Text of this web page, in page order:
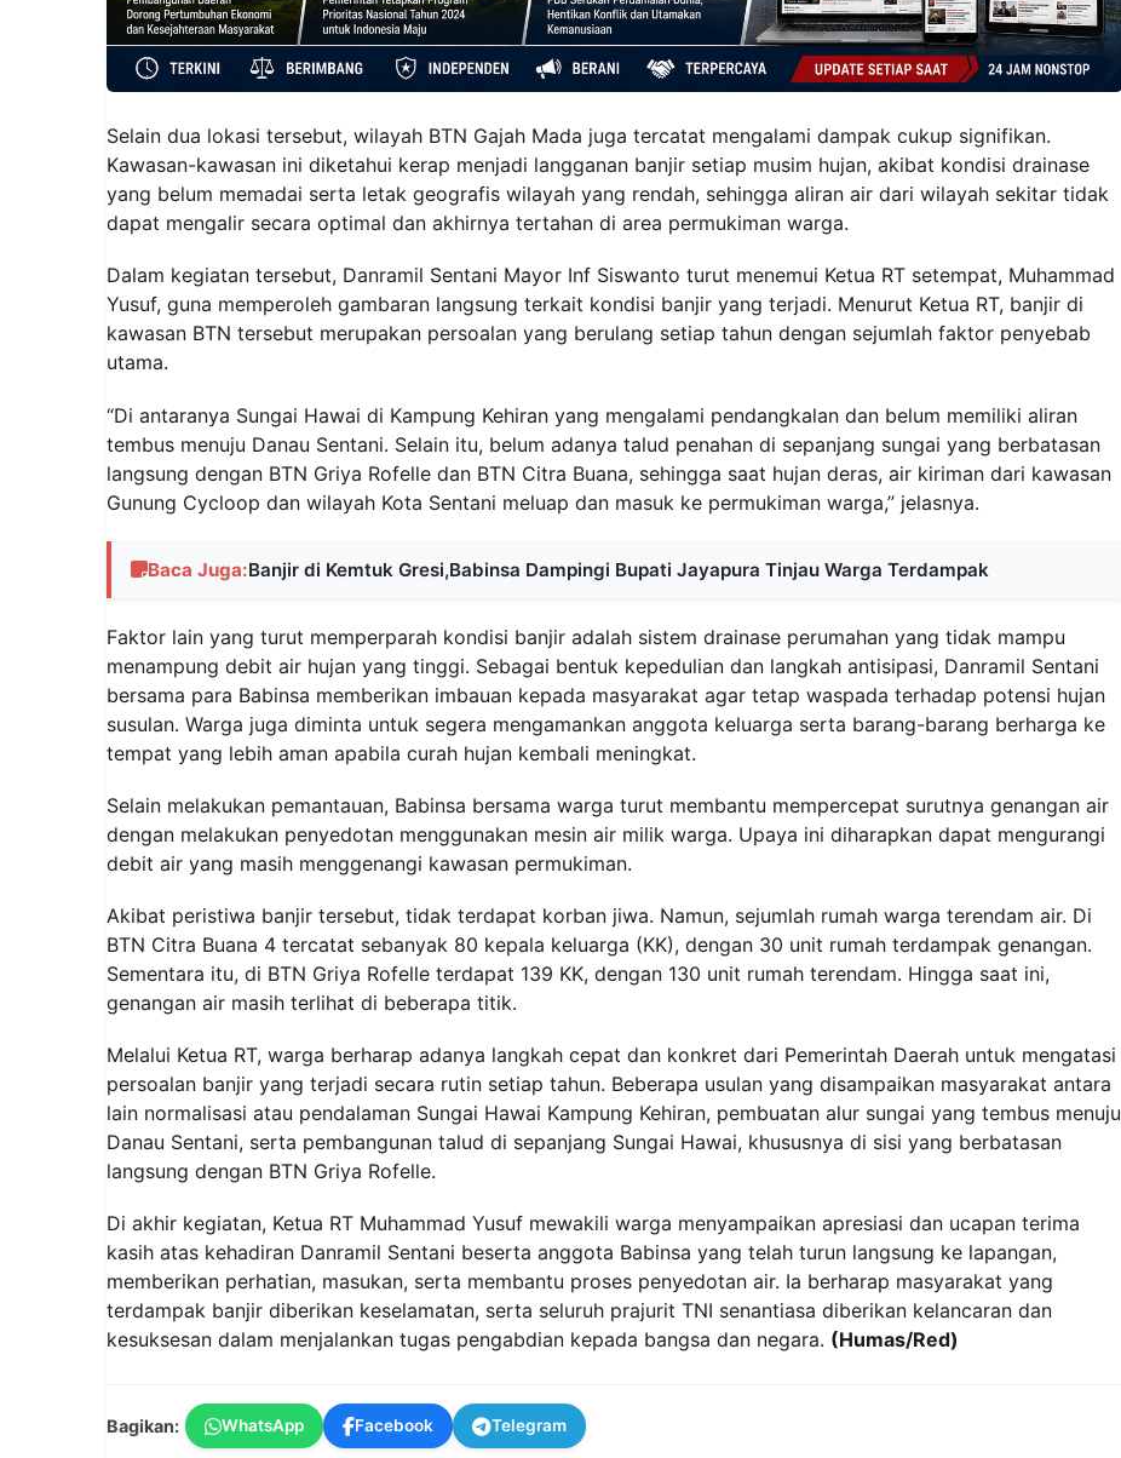
Selain dua lokasi tersebut, wilayah BTN Gajah Mada juga tercatat mengalami dampak cukup signifikan.
Kawasan-kawasan ini diketahui kerap menjadi langganan banjir setiap musim hujan, akibat kondisi drainase
yang belum memadai serta letak geografis wilayah yang rendah, sehingga aliran air dari wilayah sekitar tidak
dapat mengalir secara optimal dan akhirnya tertahan di area permukiman warga.
Dalam kegiatan tersebut, Danramil Sentani Mayor Inf Siswanto turut menemui Ketua RT setempat, Muhammad
Yusuf, guna memperoleh gambaran langsung terkait kondisi banjir yang terjadi. Menurut Ketua RT, banjir di
kawasan BTN tersebut merupakan persoalan yang berulang setiap tahun dengan sejumlah faktor penyebab
utama.
“Di antaranya Sungai Hawai di Kampung Kehiran yang mengalami pendangkalan dan belum memiliki aliran
tembus menuju Danau Sentani. Selain itu, belum adanya talud penahan di sepanjang sungai yang berbatasan
langsung dengan BTN Griya Rofelle dan BTN Citra Buana, sehingga saat hujan deras, air kiriman dari kawasan
Gunung Cycloop dan wilayah Kota Sentani meluap dan masuk ke permukiman warga,” jelasnya.
Baca Juga:Banjir di Kemtuk Gresi,Babinsa Dampingi Bupati Jayapura Tinjau Warga Terdampak
Faktor lain yang turut memperparah kondisi banjir adalah sistem drainase perumahan yang tidak mampu
menampung debit air hujan yang tinggi. Sebagai bentuk kepedulian dan langkah antisipasi, Danramil Sentani
bersama para Babinsa memberikan imbauan kepada masyarakat agar tetap waspada terhadap potensi hujan
susulan. Warga juga diminta untuk segera mengamankan anggota keluarga serta barang-barang berharga ke
tempat yang lebih aman apabila curah hujan kembali meningkat.
Selain melakukan pemantauan, Babinsa bersama warga turut membantu mempercepat surutnya genangan air
dengan melakukan penyedotan menggunakan mesin air milik warga. Upaya ini diharapkan dapat mengurangi
debit air yang masih menggenangi kawasan permukiman.
Akibat peristiwa banjir tersebut, tidak terdapat korban jiwa. Namun, sejumlah rumah warga terendam air. Di
BTN Citra Buana 4 tercatat sebanyak 80 kepala keluarga (KK), dengan 30 unit rumah terdampak genangan.
Sementara itu, di BTN Griya Rofelle terdapat 139 KK, dengan 130 unit rumah terendam. Hingga saat ini,
genangan air masih terlihat di beberapa titik.
Melalui Ketua RT, warga berharap adanya langkah cepat dan konkret dari Pemerintah Daerah untuk mengatasi
persoalan banjir yang terjadi secara rutin setiap tahun. Beberapa usulan yang disampaikan masyarakat antara
lain normalisasi atau pendalaman Sungai Hawai Kampung Kehiran, pembuatan alur sungai yang tembus menuju
Danau Sentani, serta pembangunan talud di sepanjang Sungai Hawai, khususnya di sisi yang berbatasan
langsung dengan BTN Griya Rofelle.
Di akhir kegiatan, Ketua RT Muhammad Yusuf mewakili warga menyampaikan apresiasi dan ucapan terima
kasih atas kehadiran Danramil Sentani beserta anggota Babinsa yang telah turun langsung ke lapangan,
memberikan perhatian, masukan, serta membantu proses penyedotan air. Ia berharap masyarakat yang
terdampak banjir diberikan keselamatan, serta seluruh prajurit TNI senantiasa diberikan kelancaran dan
kesuksesan dalam menjalankan tugas pengabdian kepada bangsa dan negara. (Humas/Red)
Bagikan: WhatsApp Facebook Telegram